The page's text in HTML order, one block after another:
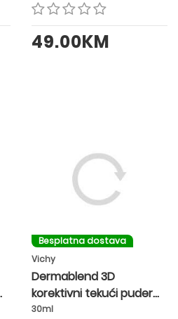
49.00KM
Besplatna dostava
Vichy
Dermablend 3D
korektivni tekući puder
SPF25 nijansa 35 SAND
30ml